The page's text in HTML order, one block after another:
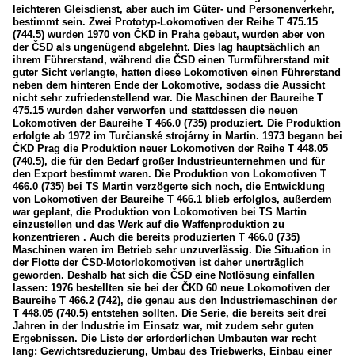
leichteren Gleisdienst, aber auch im Güter- und Personenverkehr,
bestimmt sein. Zwei Prototyp-Lokomotiven der Reihe T 475.15
(744.5) wurden 1970 von ČKD in Praha gebaut, wurden aber von
der ČSD als ungenügend abgelehnt. Dies lag hauptsächlich an
ihrem Führerstand, während die ČSD einen Turmführerstand mit
guter Sicht verlangte, hatten diese Lokomotiven einen Führerstand
neben dem hinteren Ende der Lokomotive, sodass die Aussicht
nicht sehr zufriedenstellend war. Die Maschinen der Baureihe T
475.15 wurden daher verworfen und stattdessen die neuen
Lokomotiven der Baureihe T 466.0 (735) produziert. Die Produktion
erfolgte ab 1972 im Turčianské strojárny in Martin. 1973 begann bei
ČKD Prag die Produktion neuer Lokomotiven der Reihe T 448.05
(740.5), die für den Bedarf großer Industrieunternehmen und für
den Export bestimmt waren. Die Produktion von Lokomotiven T
466.0 (735) bei TS Martin verzögerte sich noch, die Entwicklung
von Lokomotiven der Baureihe T 466.1 blieb erfolglos, außerdem
war geplant, die Produktion von Lokomotiven bei TS Martin
einzustellen und das Werk auf die Waffenproduktion zu
konzentrieren . Auch die bereits produzierten T 466.0 (735)
Maschinen waren im Betrieb sehr unzuverlässig. Die Situation in
der Flotte der ČSD-Motorlokomotiven ist daher unerträglich
geworden. Deshalb hat sich die ČSD eine Notlösung einfallen
lassen: 1976 bestellten sie bei der ČKD 60 neue Lokomotiven der
Baureihe T 466.2 (742), die genau aus den Industriemaschinen der
T 448.05 (740.5) entstehen sollten. Die Serie, die bereits seit drei
Jahren in der Industrie im Einsatz war, mit zudem sehr guten
Ergebnissen. Die Liste der erforderlichen Umbauten war recht
lang: Gewichtsreduzierung, Umbau des Triebwerks, Einbau einer